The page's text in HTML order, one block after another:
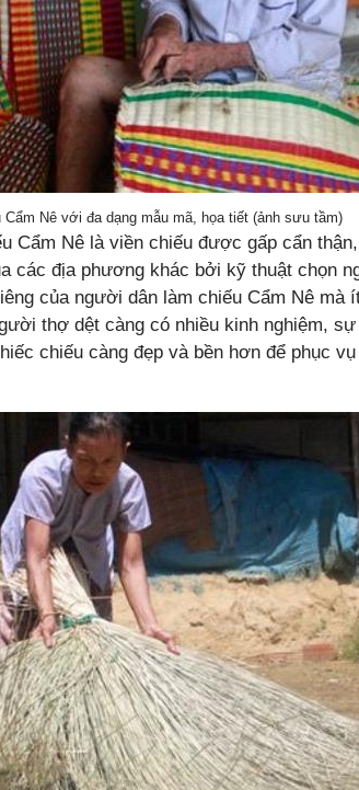
Cẩm Nê với đa dạng mẫu mã, họa tiết (ảnh sưu tầm)
Cẩm Nê là viền chiếu được gấp cẩn
các địa phương khác bởi kỹ thuật chọn
của người dân làm chiếu Cẩm Nê mà
thợ dệt càng có nhiều kinh nghiệm,
chiếu càng đẹp và bền hơn để phục